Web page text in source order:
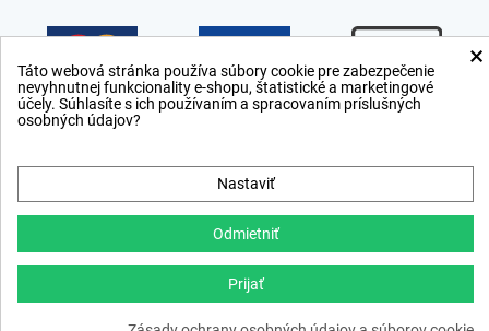
Copyright © 2012 − 2026
webdesign,ppc›netsuccess.sk
×
Táto webová stránka používa súbory cookie pre zabezpečenie
nevyhnutnej funkcionality e-shopu, štatistické a marketingové
účely. Súhlasíte s ich používaním a spracovaním príslušných
osobných údajov?
Nastaviť
Odmietniť
Prijať